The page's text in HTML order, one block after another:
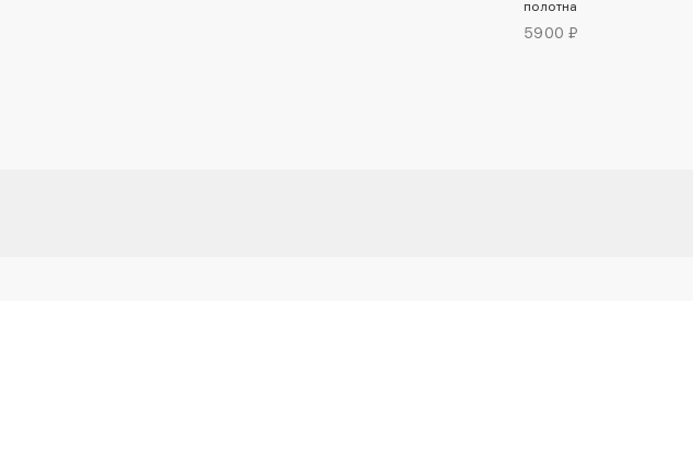
полотна
5900 ₽